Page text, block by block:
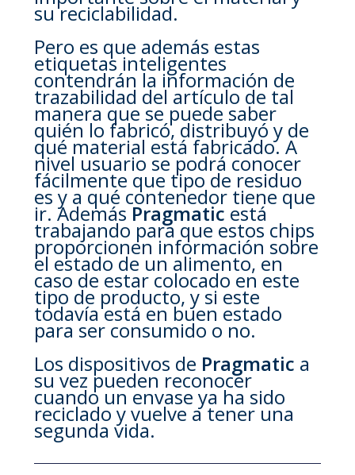
su reciclabilidad.
Pero es que además estas
etiquetas inteligentes
contendrán la información de
trazabilidad del artículo de tal
manera que se puede saber
quién lo fabricó, distribuyó y de
qué material está fabricado. A
nivel usuario se podrá conocer
fácilmente que tipo de residuo
es y a qué contenedor tiene que
ir. AdemásPragmatic está
trabajando para que estos chips
proporcionen información sobre
el estado de un alimento, en
caso de estar colocado en este
tipo de producto, y si este
todavía está en buen estado
para ser consumido o no.
Los dispositivos de Pragmatic a
su vez pueden reconocer
cuando un envase ya ha sido
reciclado y vuelve a tener una
segunda vida.